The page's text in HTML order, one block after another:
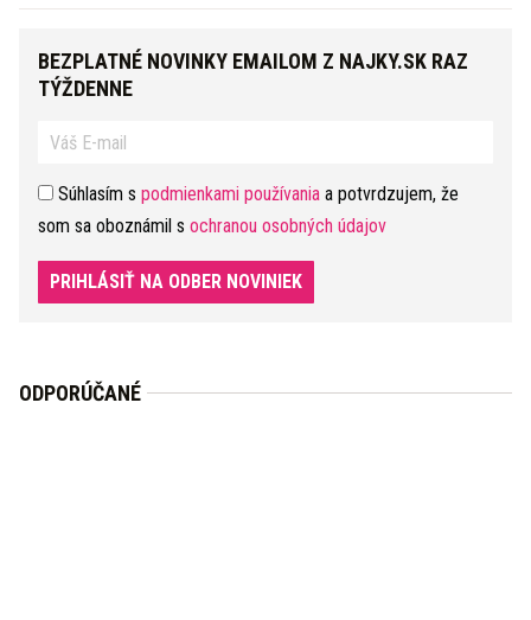
BEZPLATNÉ NOVINKY EMAILOM Z NAJKY.SK RAZ
TÝŽDENNE
Súhlasím s podmienkami používania a potvrdzujem, že
som sa oboznámil s ochranou osobných údajov
PRIHLÁSIŤ NA ODBER NOVINIEK
ODPORÚČANÉ